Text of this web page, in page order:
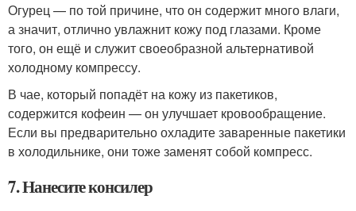
Огурец — по той причине, что он содержит много влаги,
а значит, отлично увлажнит кожу под глазами. Кроме
того, он ещё и служит своеобразной альтернативой
холодному компрессу.
В чае, который попадёт на кожу из пакетиков,
содержится кофеин — он улучшает кровообращение.
Если вы предварительно охладите заваренные пакетики
в холодильнике, они тоже заменят собой компресс.
7. Нанесите консилер